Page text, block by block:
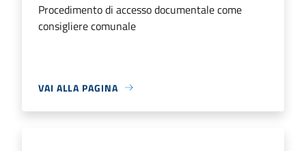
Procedimento di accesso documentale come
consigliere comunale
VAI ALLA PAGINA